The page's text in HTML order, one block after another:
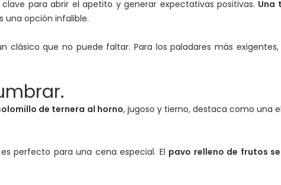
para abrir el apetito y generar expectativas positivas. Una
una opción infalible.
clásico que no puede faltar. Para los paladares más exigentes,
de ternera al horno, jugoso y tierno, destaca como una
perfecto para una cena especial. El pavo relleno de frutos